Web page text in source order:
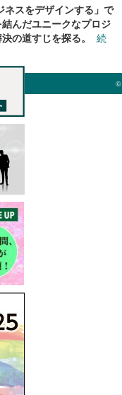
ネスをデザインする」で
んだユニークなプロジ
の道すじを探る。
続
©